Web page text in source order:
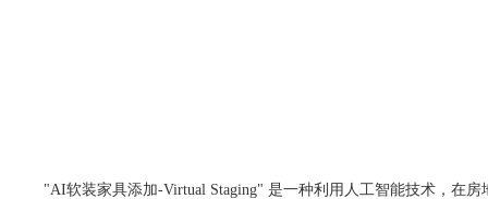
"AI软装家具添加-Virtual Staging" 是一种利用人工智能技术，在